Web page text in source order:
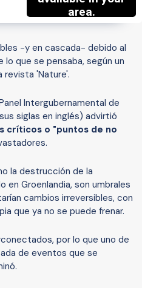
-y en cascada- debido al
que se pensaba, según un
revista 'Nature'.
Intergubernamental de
siglas en inglés) advirtió
críticos o "puntos de no
la destrucción de la
en Groenlandia, son umbrales
cambios irreversibles, con
que ya no se puede frenar.
por lo que uno de
de eventos que se